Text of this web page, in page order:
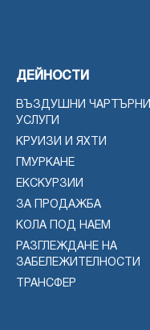
ДЕЙНОСТИ
ВЪЗДУШНИ ЧАРТЪРНИ
УСЛУГИ
КРУИЗИ И ЯХТИ
ГМУРКАНЕ
ЕКСКУРЗИИ
ЗА ПРОДАЖБА
КОЛА ПОД НАЕМ
РАЗГЛЕЖДАНЕ НА
ЗАБЕЛЕЖИТЕЛНОСТИ
ТРАНСФЕР